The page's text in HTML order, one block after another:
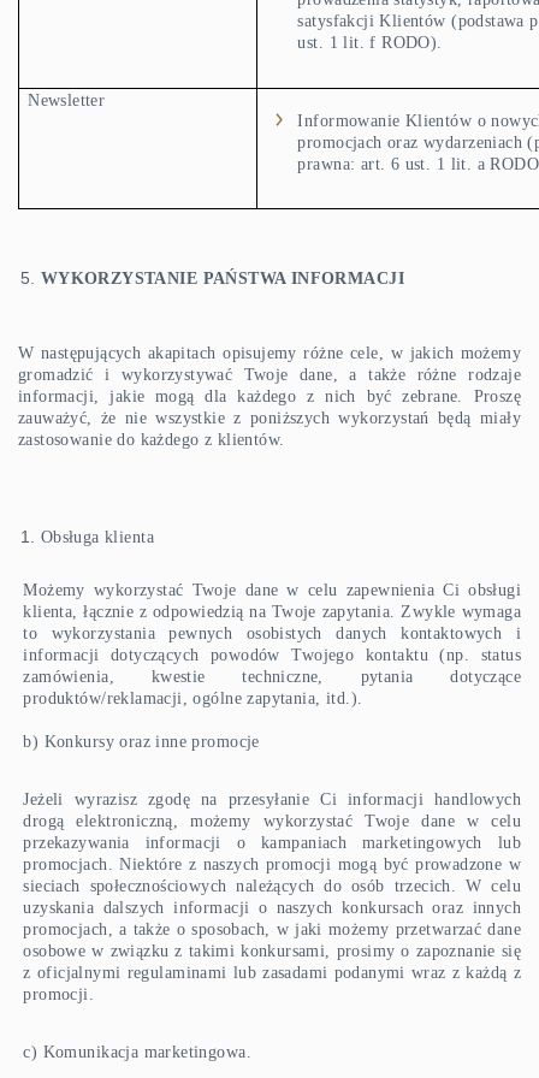
satysfakcji Klientów (podstawa
ust. 1 lit. f RODO).
Newsletter
Informowanie Klientów o
promocjach oraz wydarzeniach
prawna: art. 6 ust. 1 lit. a
WYKORZYSTANIE PAŃSTWA INFORMACJI
W następujących akapitach opisujemy różne cele, w jakich możemy
gromadzić i wykorzystywać Twoje dane, a także różne rodzaje
informacji, jakie mogą dla każdego z nich być zebrane. Proszę
zauważyć, że nie wszystkie z poniższych wykorzystań będą miały
zastosowanie do każdego z klientów.
Obsługa klienta
Możemy wykorzystać Twoje dane w celu zapewnienia Ci obsługi
klienta, łącznie z odpowiedzią na Twoje zapytania. Zwykle wymaga
to wykorzystania pewnych osobistych danych kontaktowych i
informacji dotyczących powodów Twojego kontaktu (np. status
zamówienia, kwestie techniczne, pytania dotyczące
produktów/reklamacji, ogólne zapytania, itd.).
b) Konkursy oraz inne promocje
Jeżeli wyrazisz zgodę na przesyłanie Ci informacji handlowych
drogą elektroniczną, możemy wykorzystać Twoje dane w celu
przekazywania informacji o kampaniach marketingowych lub
promocjach. Niektóre z naszych promocji mogą być prowadzone w
sieciach społecznościowych należących do osób trzecich. W celu
uzyskania dalszych informacji o naszych konkursach oraz innych
promocjach, a także o sposobach, w jaki możemy przetwarzać dane
osobowe w związku z takimi konkursami, prosimy o zapoznanie się
z oficjalnymi regulaminami lub zasadami podanymi wraz z każdą z
promocji.
c) Komunikacja marketingowa.